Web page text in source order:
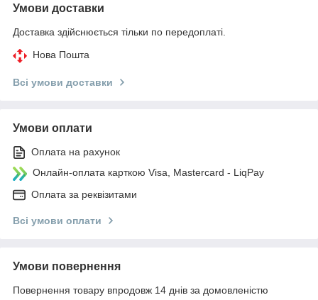
Умови доставки
Доставка здійснюється тільки по передоплаті.
Нова Пошта
Всі умови доставки
Умови оплати
Оплата на рахунок
Онлайн-оплата карткою Visa, Mastercard - LiqPay
Оплата за реквізитами
Всі умови оплати
Умови повернення
Повернення товару впродовж 14 днів за домовленістю